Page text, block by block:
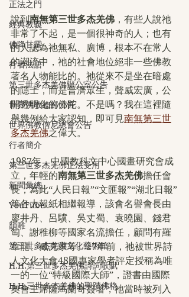
正法之門
經典教義
佛降甘露
行者法語
第三世多杰羌佛辦公室公告
世界佛教總部公告
世界佛教僧尼總會公告
行者簡介
第三世多杰羌佛正法受用
新聞彙總
YouTube
韻雕
第三世多杰羌佛文化藝術館
H.H.第三世多杰羌佛詩詞歌賦
H.H.三世多杰羌佛的聖蹟佛格
說到南無第三世多杰羌佛 ，有些人說祂
非常了不起，是一個很神奇的人；也有
的人認為祂無私、廣博，根本不在常人
的潮流中，祂的社會地位絕非一些佛教
著名人物能比的。祂從來不是坐在暗處
的隱士，而是普濟眾生，聲威宏廣，公
開透明化的佛陀。不是嗎？我在這裡隨
舉幾例給大家認知，即可見南無第三世
多杰羌佛之偉大。
1987年，中國教科文中心國畫研究會成
立，年輕的南無第三世多杰羌佛擔任會
長，為此“人民日報”“文匯報”“湖北日報”
等各大報紙相繼報導，該會名譽會長由
廖井丹、呂驥、吳丈蜀、袁曉園、錢君
匋、謝稚柳等國家名流擔任，顧問有羅
章龍、臧克家等。27年前，祂被世界詩
人文化大會48國專家學者評定授稱為唯
一的一位“特級國際大師”，證書由國際
奧會主席薩馬蘭奇簽署，祂當時被列入